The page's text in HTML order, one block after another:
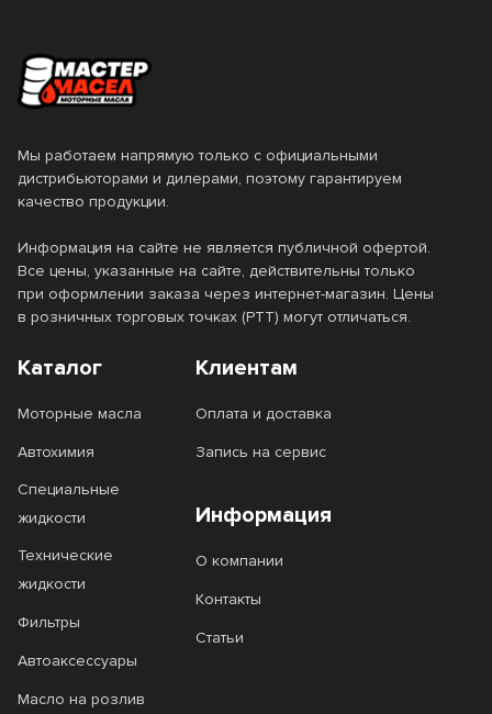
Мы работаем напрямую только с официальными
дистрибьюторами и дилерами, поэтому гарантируем
качество продукции.
Информация на сайте не является публичной офертой.
Все цены, указанные на сайте, действительны только
при оформлении заказа через интернет-магазин. Цены
в розничных торговых точках (РТТ) могут отличаться.
Каталог
Моторные масла
Автохимия
Специальные
жидкости
Технические
жидкости
Фильтры
Автоаксессуары
Масло на розлив
Клиентам
Оплата и доставка
Запись на сервис
Информация
О компании
Контакты
Статьи